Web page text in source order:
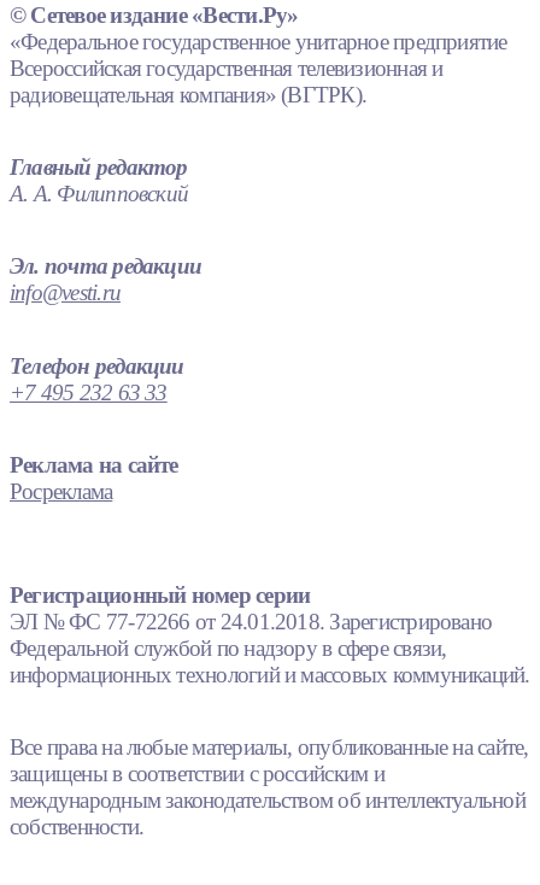
© Сетевое издание «Вести.Ру»
«Федеральное государственное унитарное предприятие
Всероссийская государственная телевизионная и
радиовещательная компания» (ВГТРК).
Главный редактор
А. А. Филипповский
Эл. почта редакции
info@vesti.ru
Телефон редакции
+7 495 232 63 33
Реклама на сайте
Росреклама
Регистрационный номер серии
ЭЛ № ФС 77-72266 от 24.01.2018. Зарегистрировано
Федеральной службой по надзору в сфере связи,
информационных технологий и массовых коммуникаций.
Все права на любые материалы, опубликованные на сайте,
защищены в соответствии с российским и
международным законодательством об интеллектуальной
собственности.